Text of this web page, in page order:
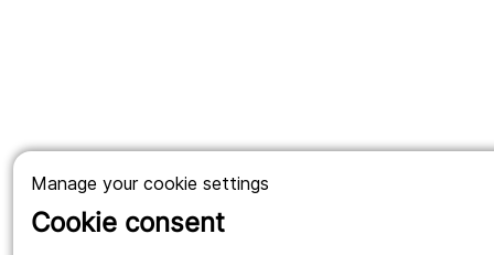
Manage your cookie settings
Cookie consent